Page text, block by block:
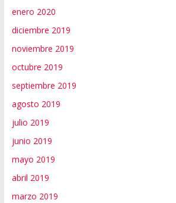
enero 2020
diciembre 2019
noviembre 2019
octubre 2019
septiembre 2019
agosto 2019
julio 2019
junio 2019
mayo 2019
abril 2019
marzo 2019